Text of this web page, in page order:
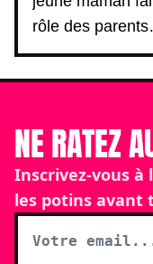
rôle des
NE RATEZ
Inscrivez-vous
les potins avant